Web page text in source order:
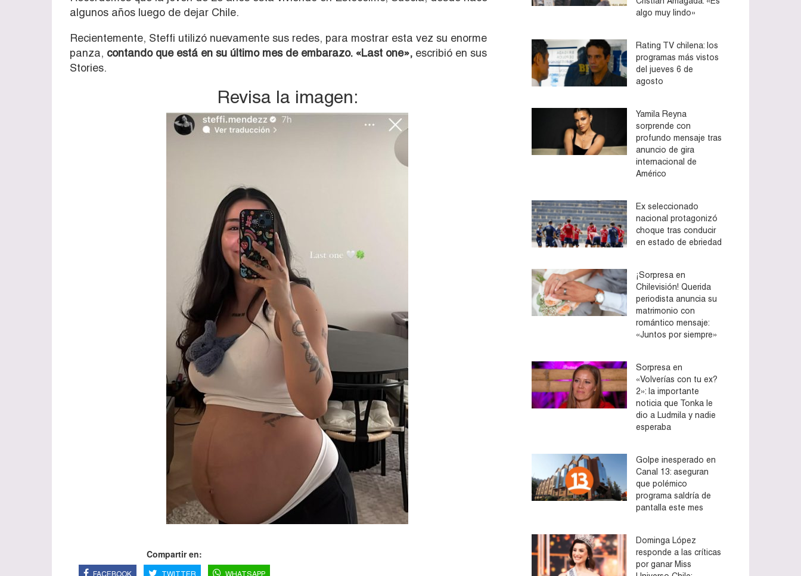
algunos años luego de dejar Chile.
Recientemente, Steffi utilizó nuevamente sus redes, para mostrar esta vez su enorme
panza, contando que está en su último mes de embarazo. «Last one», escribió en sus
Stories.
Revisa la imagen:
Compartir en:
FACEBOOK TWITTER WHATSAPP
algo muy lindo»
Rating TV chilena: los
programas más vistos
del jueves 6 de
agosto
Yamila Reyna
sorprende con
profundo mensaje tras
anuncio de gira
internacional de
Américo
Ex seleccionado
nacional protagonizó
choque tras conducir
en estado de ebriedad
¡Sorpresa en
Chilevisión! Querida
periodista anuncia su
matrimonio con
romántico mensaje:
«Juntos por siempre»
Sorpresa en
«Volverías con tu ex?
2»: la importante
noticia que Tonka le
dio a Ludmila y nadie
esperaba
Golpe inesperado en
Canal 13: aseguran
que polémico
programa saldría de
pantalla este mes
Dominga López
responde a las críticas
por ganar Miss